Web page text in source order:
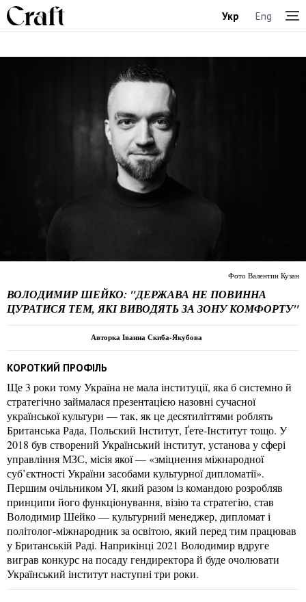
Укр Eng
ВОЛОДИМИР ШЕЙКО: "ДЕРЖАВА НЕ ПОВИННА
ЦУРАТИСЯ ТЕМ, ЯКІ ВИВОДЯТЬ ЗА ЗОНУ КОМФОРТУ"
Фото Валентин Кузан
Авторка Іванна Скиба-Якубова
КОРОТКИЙ ПРОФІЛЬ
Ще 3 роки тому Україна не мала інституції, яка б системно й
стратегічно займалася презентацією назовні сучасної
української культури — так, як це десятиліттями роблять
Британська Рада, Польский Інститут, Ґете-Інститут тощо. У
2018 був створений Український інститут, установа у сфері
управління МЗС, місія якої — «зміцнення міжнародної
суб’єктності України засобами культурної дипломатії».
Першим очільником УІ, який разом із командою розробляв
принципи його функціонування, візію та стратегію, став
Володимир Шейко — культурний менеджер, дипломат і
політолог-міжнародник за освітою, який перед тим працював
у Британській Раді. Наприкінці 2021 Володимир вдруге
виграв конкурс на посаду гендиректора й буде очолювати
Український інститут наступні три роки.